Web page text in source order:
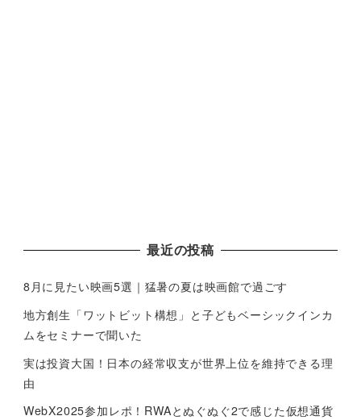
最近の投稿
8月に見たい映画5選｜猛暑の夏は映画館で過ごす
地方創生「ワットビット構想」と子どもベーシックインカ
ムをセミナーで聞いた
実は投資大国！日本の経常収支が世界上位を維持できる理
由
WebX2025参加レポ！RWAとぬぐぬぐ2で感じた仮想通貨